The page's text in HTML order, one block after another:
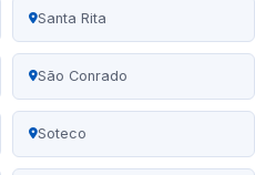
Santa Rita
São Conrado
Soteco